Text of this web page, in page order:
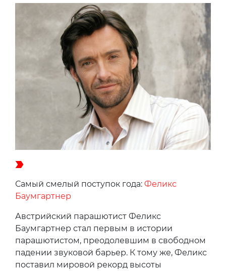
Самый смелый поступок года: Феликс
Баумгартнер
Австрийский парашютист Феликс
Баумгартнер стал первым в истории
парашютистом, преодолевшим в свободном
падении звуковой барьер. К тому же, Феликс
поставил мировой рекорд высоты